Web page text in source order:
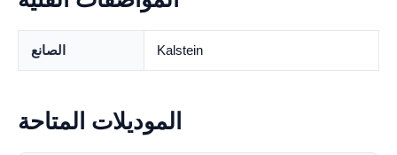
الصانع Kalstein
الموديلات المتاحة